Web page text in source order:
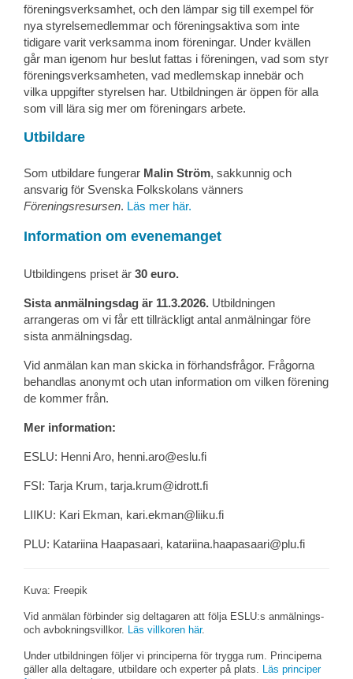
föreningsverksamhet, och den lämpar sig till exempel för
nya styrelsemedlemmar och föreningsaktiva som inte
tidigare varit verksamma inom föreningar. Under kvällen
går man igenom hur beslut fattas i föreningen, vad som styr
föreningsverksamheten, vad medlemskap innebär och
vilka uppgifter styrelsen har. Utbildningen är öppen för alla
som vill lära sig mer om föreningars arbete.
Utbildare
Som utbildare fungerar Malin Ström, sakkunnig och
ansvarig för Svenska Folkskolans vänners
Föreningsresursen. Läs mer här.
Information om evenemanget
Utbildingens priset är 30 euro.
Sista anmälningsdag är 11.3.2026. Utbildningen
arrangeras om vi får ett tillräckligt antal anmälningar före
sista anmälningsdag.
Vid anmälan kan man skicka in förhandsfrågor. Frågorna
behandlas anonymt och utan information om vilken förening
de kommer från.
Mer information:
ESLU: Henni Aro, henni.aro@eslu.fi
FSI: Tarja Krum, tarja.krum@idrott.fi
LIIKU: Kari Ekman, kari.ekman@liiku.fi
PLU: Katariina Haapasaari, katariina.haapasaari@plu.fi
Kuva: Freepik
Vid anmälan förbinder sig deltagaren att följa ESLU:s anmälnings-
och avbokningsvillkor.
Läs villkoren här.
Under utbildningen följer vi principerna för trygga rum. Principerna
gäller alla deltagare, utbildare och experter på plats.
Läs principer